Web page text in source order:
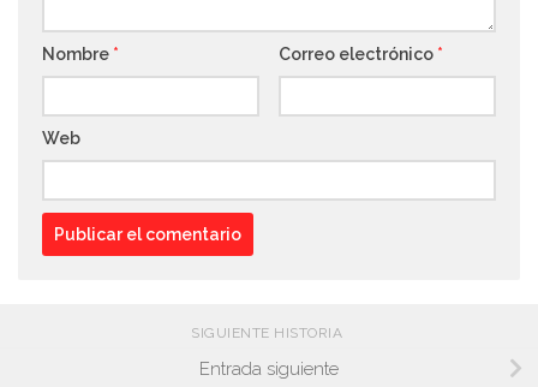
Nombre * Correo electrónico *
Web
SIGUIENTE HISTORIA
Entrada siguiente